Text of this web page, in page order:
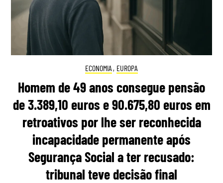
ECONOMIA , EUROPA
Homem de 49 anos consegue pensão
de 3.389,10 euros e 90.675,80 euros em
retroativos por lhe ser reconhecida
incapacidade permanente após
Segurança Social a ter recusado:
tribunal teve decisão final